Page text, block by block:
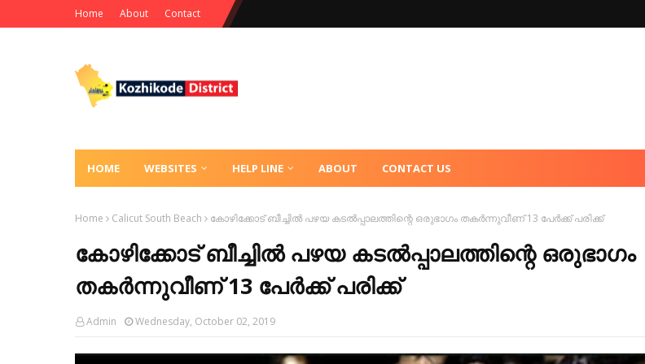
Home About Contact
HOME WEBSITES HELP LINE ABOUT CONTACT US
Home Calicut South Beach കോഴിക്കോട് ബീച്ചില്‍ പഴയ കടല്‍പ്പാലത്തിന്റെ ഒരുഭാഗം തകര്‍ന്നുവീണ് 13 പേര്‍ക്ക് പരിക്ക്
കോഴിക്കോട് ബീച്ചില്‍ പഴയ കടല്‍പ്പാലത്തിന്റെ ഒരുഭാഗം
തകര്‍ന്നുവീണ് 13 പേര്‍ക്ക് പരിക്ക്
Admin Wednesday, October 02, 2019